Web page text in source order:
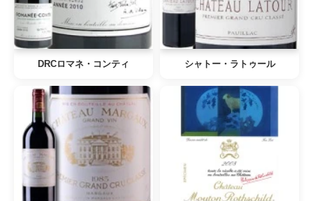
DRCロマネ・コンティ シャトー・ラトゥール